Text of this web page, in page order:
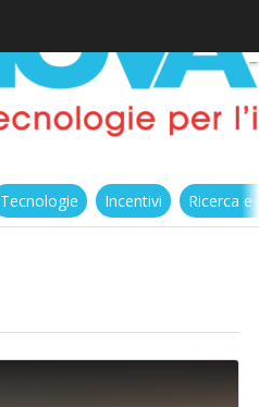
Tecnologie Incentivi Ricerca